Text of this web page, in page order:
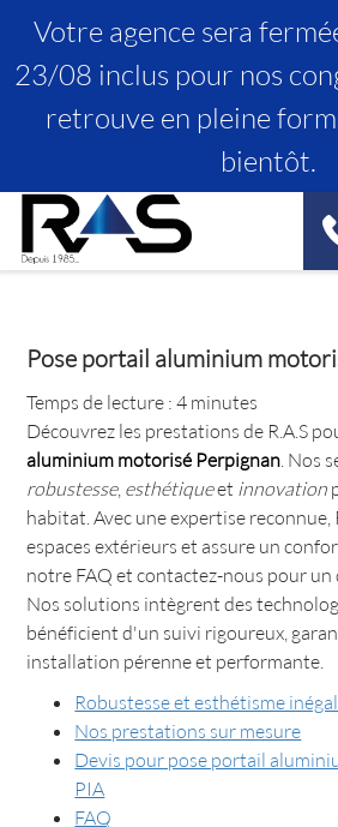
Votre agence sera
23/08 inclus pour nos
retrouve en pleine
bientôt.
POSE PORTAIL
MOTORISÉ
Pose portail aluminium
Temps de lecture : 4 minutes
Découvrez les prestations de R.A.S
aluminium motorisé Perpignan . Nos
robustesse, esthétiqueet innovation
habitat. Avec une expertise reconnue,
espaces extérieurs et assure un
notre FAQ et contactez-nous pour un
Nos solutions intègrent des
bénéficient d'un suivi rigoureux,
installation pérenne et performante.
Robustesse et esthétisme
Nos prestations sur mesure
Devis pour pose portail
PIA
FAQ